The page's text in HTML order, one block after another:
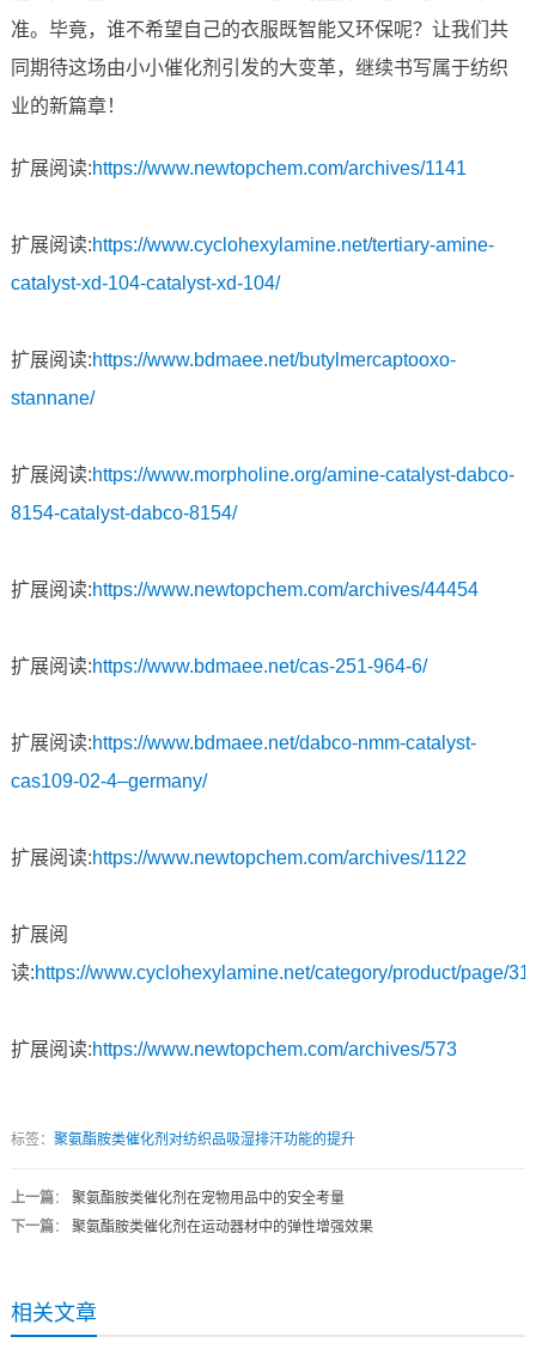
准。毕竟，谁不希望自己的衣服既智能又环保呢？让我们共
同期待这场由小小催化剂引发的大变革，继续书写属于纺织
业的新篇章！
扩展阅读:https://www.newtopchem.com/archives/1141
扩展阅读:https://www.cyclohexylamine.net/tertiary-amine-
catalyst-xd-104-catalyst-xd-104/
扩展阅读:https://www.bdmaee.net/butylmercaptooxo-
stannane/
扩展阅读:https://www.morpholine.org/amine-catalyst-dabco-
8154-catalyst-dabco-8154/
扩展阅读:https://www.newtopchem.com/archives/44454
扩展阅读:https://www.bdmaee.net/cas-251-964-6/
扩展阅读:https://www.bdmaee.net/dabco-nmm-catalyst-
cas109-02-4–germany/
扩展阅读:https://www.newtopchem.com/archives/1122
扩展阅
读:https://www.cyclohexylamine.net/category/product/page/31/
扩展阅读:https://www.newtopchem.com/archives/573
标签： 聚氨酯胺类催化剂对纺织品吸湿排汗功能的提升
上一篇： 聚氨酯胺类催化剂在宠物用品中的安全考量
下一篇： 聚氨酯胺类催化剂在运动器材中的弹性增强效果
相关文章